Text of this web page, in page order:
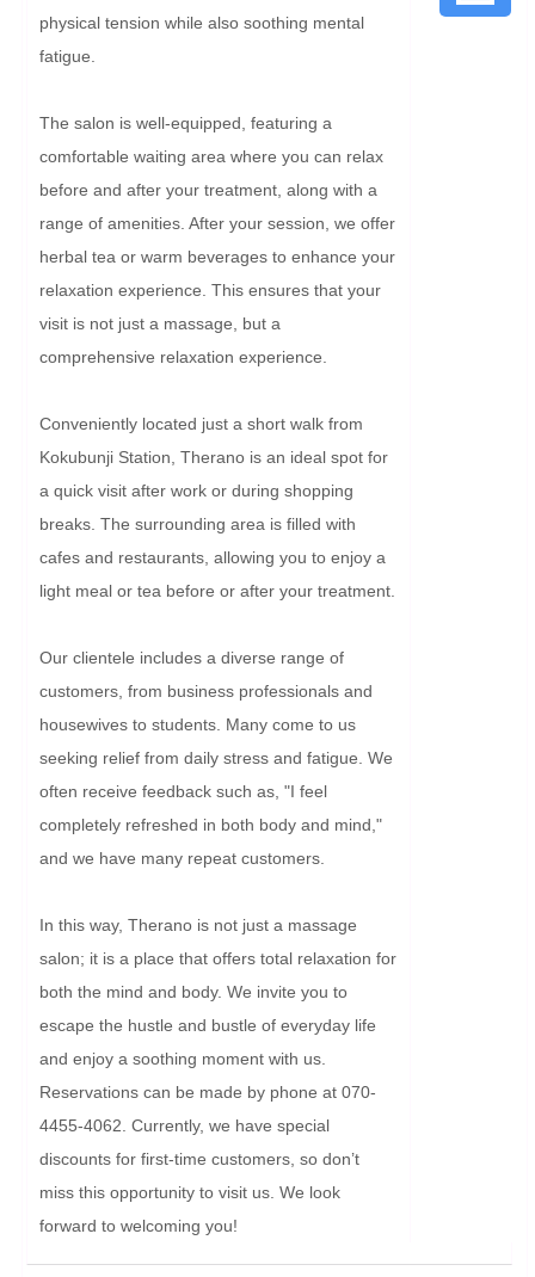
physical tension while also soothing mental
fatigue.
The salon is well-equipped, featuring a
comfortable waiting area where you can relax
before and after your treatment, along with a
range of amenities. After your session, we offer
herbal tea or warm beverages to enhance your
relaxation experience. This ensures that your
visit is not just a massage, but a
comprehensive relaxation experience.
Conveniently located just a short walk from
Kokubunji Station, Therano is an ideal spot for
a quick visit after work or during shopping
breaks. The surrounding area is filled with
cafes and restaurants, allowing you to enjoy a
light meal or tea before or after your treatment.
Our clientele includes a diverse range of
customers, from business professionals and
housewives to students. Many come to us
seeking relief from daily stress and fatigue. We
often receive feedback such as, "I feel
completely refreshed in both body and mind,"
and we have many repeat customers.
In this way, Therano is not just a massage
salon; it is a place that offers total relaxation for
both the mind and body. We invite you to
escape the hustle and bustle of everyday life
and enjoy a soothing moment with us.
Reservations can be made by phone at 070-
4455-4062. Currently, we have special
discounts for first-time customers, so don’t
miss this opportunity to visit us. We look
forward to welcoming you!